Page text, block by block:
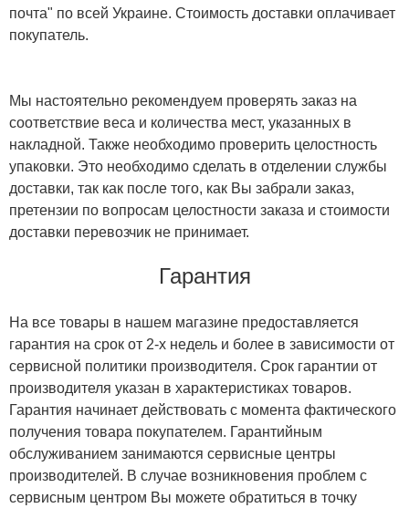
почта" по всей Украине. Стоимость доставки оплачивает
покупатель.
Мы настоятельно рекомендуем проверять заказ на
соответствие веса и количества мест, указанных в
накладной. Также необходимо проверить целостность
упаковки. Это необходимо сделать в отделении службы
доставки, так как после того, как Вы забрали заказ,
претензии по вопросам целостности заказа и стоимости
доставки перевозчик не принимает.
Гарантия
На все товары в нашем магазине предоставляется
гарантия на срок от 2-х недель и более в зависимости от
сервисной политики производителя. Срок гарантии от
производителя указан в характеристиках товаров.
Гарантия начинает действовать с момента фактического
получения товара покупателем. Гарантийным
обслуживанием занимаются сервисные центры
производителей. В случае возникновения проблем с
сервисным центром Вы можете обратиться в точку